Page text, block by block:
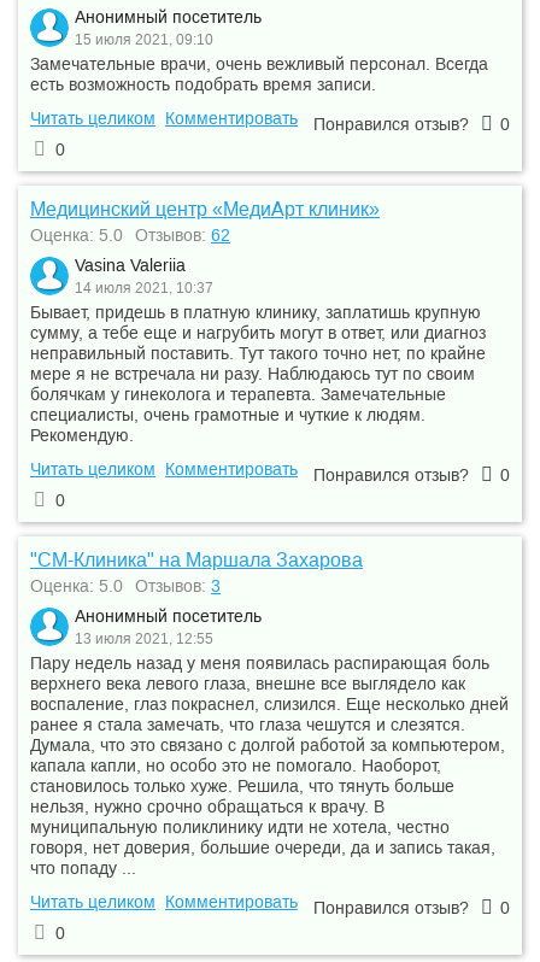
Анонимный посетитель
15 июля 2021, 09:10
Замечательные врачи, очень вежливый персонал. Всегда
есть возможность подобрать время записи.
Читать целиком
Комментировать Понравился отзыв?
0
0
Медицинский центр «МедиАрт клиник»
Оценка: 5.0 Отзывов: 62
Vasina Valeriia
14 июля 2021, 10:37
Бывает, придешь в платную клинику, заплатишь крупную
сумму, а тебе еще и нагрубить могут в ответ, или диагноз
неправильный поставить. Тут такого точно нет, по крайне
мере я не встречала ни разу. Наблюдаюсь тут по своим
болячкам у гинеколога и терапевта. Замечательные
специалисты, очень грамотные и чуткие к людям.
Рекомендую.
Читать целиком
Комментировать Понравился отзыв?
0
0
"СМ-Клиника" на Маршала Захарова
Оценка: 5.0 Отзывов: 3
Анонимный посетитель
13 июля 2021, 12:55
Пару недель назад у меня появилась распирающая боль
верхнего века левого глаза, внешне все выглядело как
воспаление, глаз покраснел, слизился. Еще несколько дней
ранее я стала замечать, что глаза чешутся и слезятся.
Думала, что это связано с долгой работой за компьютером,
капала капли, но особо это не помогало. Наоборот,
становилось только хуже. Решила, что тянуть больше
нельзя, нужно срочно обращаться к врачу. В
муниципальную поликлинику идти не хотела, честно
говоря, нет доверия, большие очереди, да и запись такая,
что попаду ...
Читать целиком
Комментировать Понравился отзыв?
0
0